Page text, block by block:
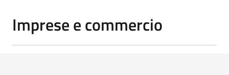
Imprese e commercio